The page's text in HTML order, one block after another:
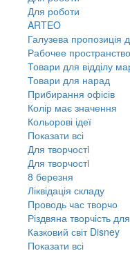
Для роботи
ARTEO
Галузева пропозиція
Рабочее
Товари для відділу
Товари для нарад
Прибирання офісів
Колір має значення
Кольорові ідеї
Показати всі
Для творчостi
Для творчостi
8 березня
Ліквідація складу
Проводь час творчо
Різдвяна творчість
Казковий світ Disney
Показати всі